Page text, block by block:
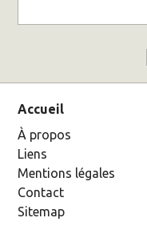
Accueil
À propos
Liens
Mentions légales
Contact
Sitemap